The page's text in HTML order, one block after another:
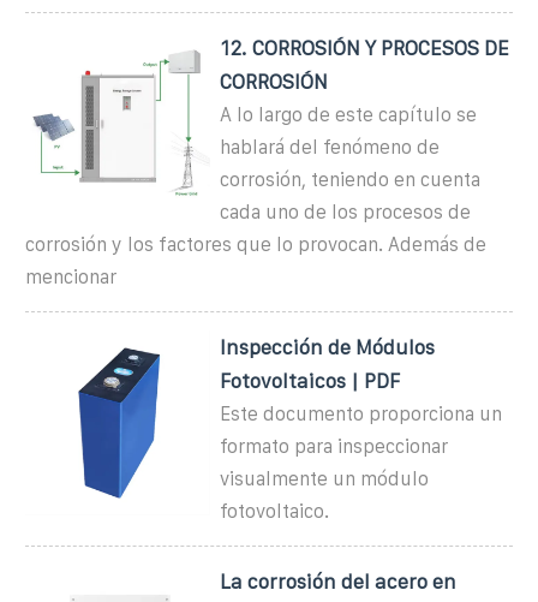
12. CORROSIÓN Y PROCESOS DE
CORROSIÓN
A lo largo de este capítulo se
hablará del fenómeno de
corrosión, teniendo en cuenta
cada uno de los procesos de
corrosión y los factores que lo provocan. Además de
mencionar
Inspección de Módulos
Fotovoltaicos | PDF
Este documento proporciona un
formato para inspeccionar
visualmente un módulo
fotovoltaico.
La corrosión del acero en